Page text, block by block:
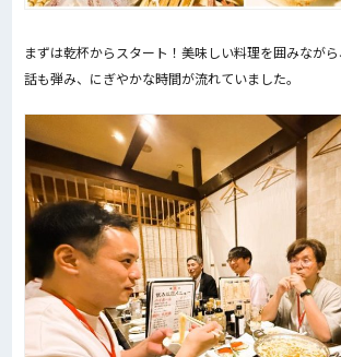
まずは乾杯からスタート！美味しい料理を囲みなが
話も弾み、にぎやかな時間が流れていました。